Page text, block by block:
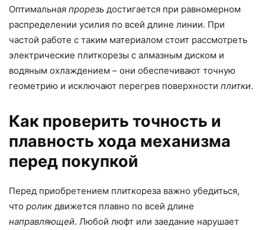
Оптимальная прорезь достигается при равномерном
распределении усилия по всей длине линии. При
частой работе с таким материалом стоит рассмотреть
электрические плиткорезы с алмазным диском и
водяным охлаждением – они обеспечивают точную
геометрию и исключают перегрев поверхности плитки.
Как проверить точность и
плавность хода механизма
перед покупкой
Перед приобретением плиткореза важно убедиться,
что ролик движется плавно по всей длине
направляющей. Любой люфт или заедание нарушает